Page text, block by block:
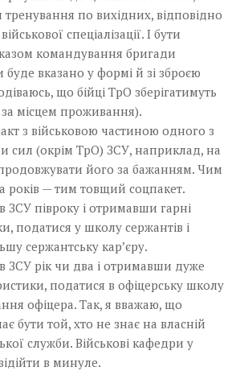
по вихідних, відповідно
спеціалізації. І бути
командування бригади
буде вказано у формі й зі зброєю
що бійці ТрО зберігатимуть
місцем проживання).
з військовою частиною одного з
сил (окрім ТрО) ЗСУ, наприклад, на
продовжувати його за бажанням. Чим
років — тим товщий соцпакет.
ЗСУ півроку і отримавши гарні
податися у школу сержантів і
сержантську карʼєру.
ЗСУ рік чи два і отримавши дуже
податися в офіцерську школу
офіцера. Так, я вважаю, що
бути той, хто не знає на власній
служби. Військові кафедри у
в минуле.